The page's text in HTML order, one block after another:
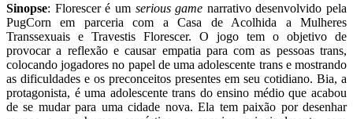
Sinopse: Florescer é um serious game narrativo desenvolvido pela
PugCorn em parceria com a Casa de Acolhida a Mulheres
Transsexuais e Travestis Florescer. O jogo tem o objetivo de
provocar a reflexão e causar empatia para com as pessoas trans,
colocando jogadores no papel de uma adolescente trans e mostrando
as dificuldades e os preconceitos presentes em seu cotidiano. Bia, a
protagonista, é uma adolescente trans do ensino médio que acabou
de se mudar para uma cidade nova. Ela tem paixão por desenhar